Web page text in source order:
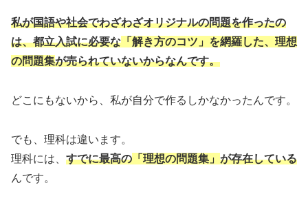
私が国語や社会でわざわざオリジナルの問題を作ったの
は、都立入試に必要な 「解き方のコツ」を網羅した、理想
の問題集が売られていないからなんです。
どこにもないから、私が自分で作るしかなかったんです。
でも、理科は違います。
理科には、 すでに最高の 「理想の問題集」 が存在している
んです。